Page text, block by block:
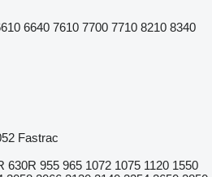
6640 7610 7700 7710 8210 8340
Fastrac
630R 955 965 1072 1075 1120 1550